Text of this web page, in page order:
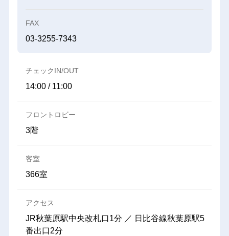
FAX
03-3255-7343
チェックIN/OUT
14:00 / 11:00
フロントロビー
3階
客室
366室
アクセス
JR秋葉原駅中央改札口1分 ／ 日比谷線秋葉原駅5
番出口2分